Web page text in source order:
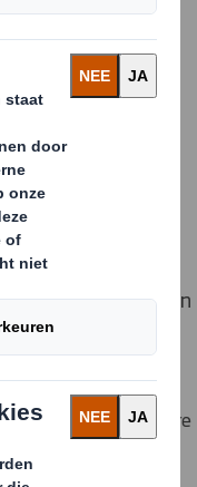
uit de supply
te
naast een
met 30% te
zorg te dragen
waar ze ook actief
de strategie zullen
door middel van
– Tegen 2023
of recyclebare
2030 al zijn
worden